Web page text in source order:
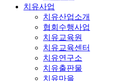
치유사업
치유산업소개
협회수행사업
치유교육원
치유교육센터
치유연구소
치유출판물
치유마을